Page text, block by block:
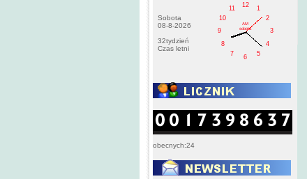
Sobota
08-8-2026
32tydzień
Czas letni
1
2
3
4
5
6
7
8
9
10
11
12
AM
sobota
obecnych:24